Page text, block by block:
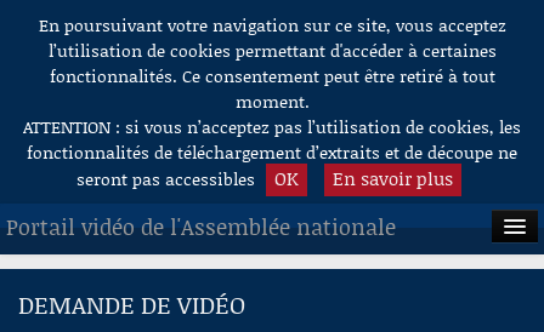
Aller au contenu
En poursuivant votre navigation sur ce site, vous acceptez
l’utilisation de cookies permettant d'accéder à certaines
fonctionnalités. Ce consentement peut être retiré à tout
moment.
ATTENTION : si vous n’acceptez pas l’utilisation de cookies, les
fonctionnalités de téléchargement d’extraits et de découpe ne
seront pas accessibles
OK En savoir plus
Portail vidéo de l'Assemblée nationale
ACCUEIL
DEMANDE DE VIDÉO